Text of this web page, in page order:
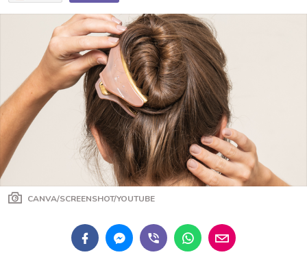
CANVA/SCREENSHOT/YOUTUBE